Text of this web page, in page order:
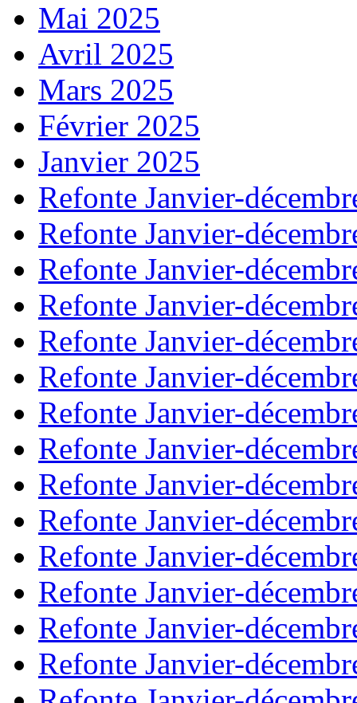
Mai 2025
Avril 2025
Mars 2025
Février 2025
Janvier 2025
Refonte Janvier-
Refonte Janvier-
Refonte Janvier-
Refonte Janvier-
Refonte Janvier-
Refonte Janvier-
Refonte Janvier-
Refonte Janvier-
Refonte Janvier-
Refonte Janvier-
Refonte Janvier-
Refonte Janvier-
Refonte Janvier-
Refonte Janvier-